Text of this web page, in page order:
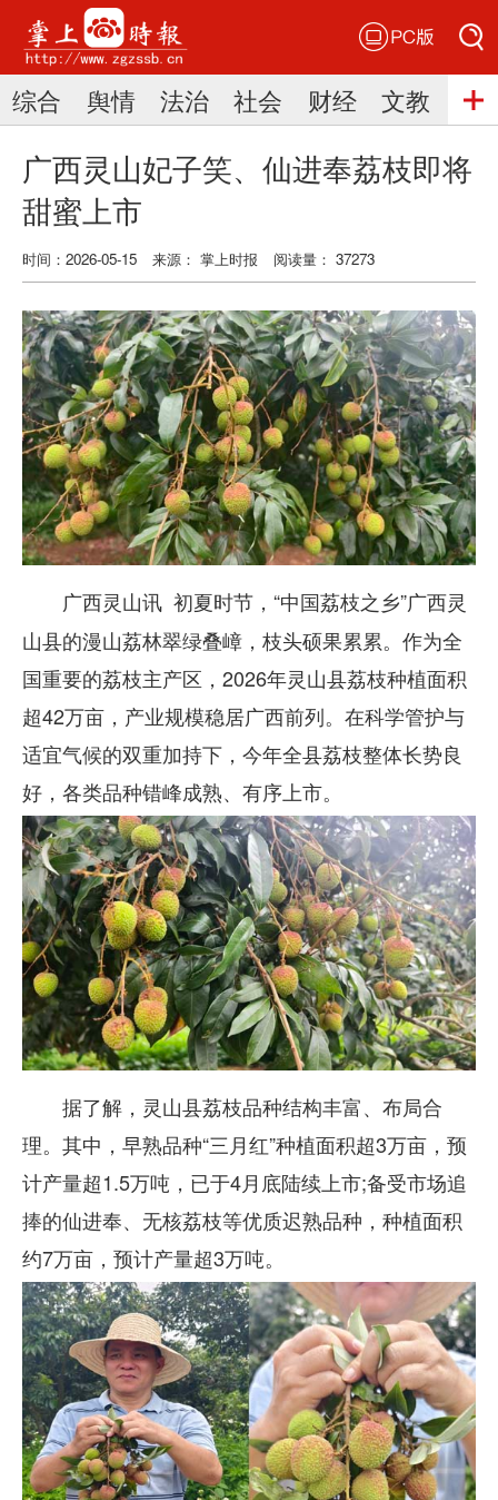
搜索
搜索
综合 舆情 法治 社会 财经 文教 三
广西灵山妃子笑、仙进奉荔枝即将
甜蜜上市
时间：2026-05-15 来源： 掌上时报 阅读量： 37273
广西灵山讯 初夏时节，“中国荔枝之乡”广西灵
山县的漫山荔林翠绿叠嶂，枝头硕果累累。作为全
国重要的荔枝主产区，2026年灵山县荔枝种植面积
超42万亩，产业规模稳居广西前列。在科学管护与
适宜气候的双重加持下，今年全县荔枝整体长势良
好，各类品种错峰成熟、有序上市。
据了解，灵山县荔枝品种结构丰富、布局合
理。其中，早熟品种“三月红”种植面积超3万亩，预
计产量超1.5万吨，已于4月底陆续上市;备受市场追
捧的仙进奉、无核荔枝等优质迟熟品种，种植面积
约7万亩，预计产量超3万吨。